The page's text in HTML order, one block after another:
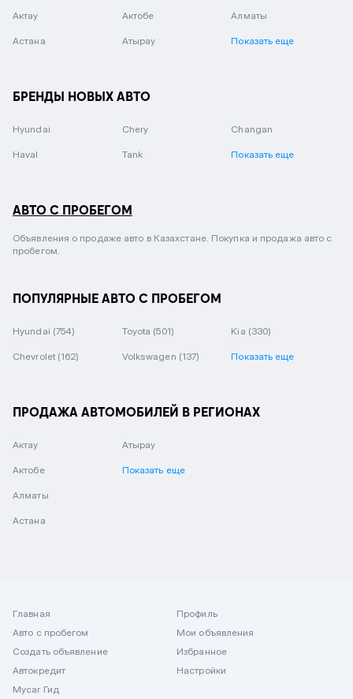
Актау Актобе Алматы
Астана Атырау Показать еще
БРЕНДЫ НОВЫХ АВТО
Hyundai Chery Changan
Haval Tank Показать еще
АВТО С ПРОБЕГОМ
Объявления о продаже авто в Казахстане. Покупка и продажа авто с
пробегом.
ПОПУЛЯРНЫЕ АВТО С ПРОБЕГОМ
Hyundai (754) Toyota (501) Kia (330)
Chevrolet (162) Volkswagen (137) Показать еще
ПРОДАЖА АВТОМОБИЛЕЙ В РЕГИОНАХ
Актау
Актобе
Алматы
Астана
Атырау
Показать еще
Главная
Авто с пробегом
Создать объявление
Автокредит
Mycar Гид
Профиль
Мои объявления
Избранное
Настройки